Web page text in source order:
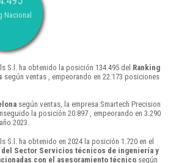
Nacional
S.l. ha obtenido la posición 134.495 del Ranking
según ventas , empeorando en 22.173 posiciones
según ventas, la empresa Smartech Precision
la posición 20.897 , empeorando en 3.290
2023.
S.l. ha obtenido en 2024 la posición 1.720 en el
del Sector Servicios técnicos de ingeniería y
con el asesoramiento técnico según